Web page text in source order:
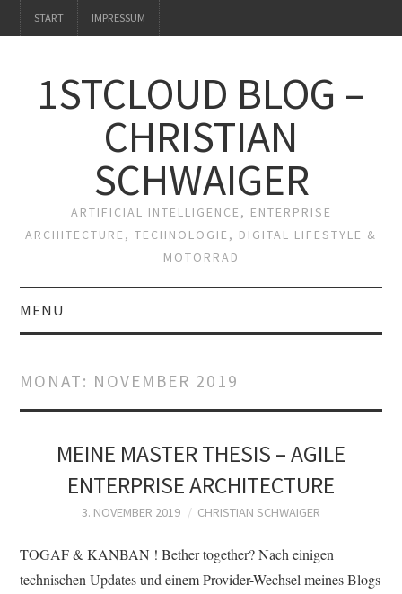
START IMPRESSUM
1STCLOUD BLOG –
CHRISTIAN
SCHWAIGER
ARTIFICIAL INTELLIGENCE, ENTERPRISE
ARCHITECTURE, TECHNOLOGIE, DIGITAL LIFESTYLE &
MOTORRAD
MENU
MONAT: NOVEMBER 2019
MEINE MASTER THESIS – AGILE
ENTERPRISE ARCHITECTURE
3. NOVEMBER 2019 CHRISTIAN SCHWAIGER
TOGAF & KANBAN ! Bether together? Nach einigen
technischen Updates und einem Provider-Wechsel meines Blogs